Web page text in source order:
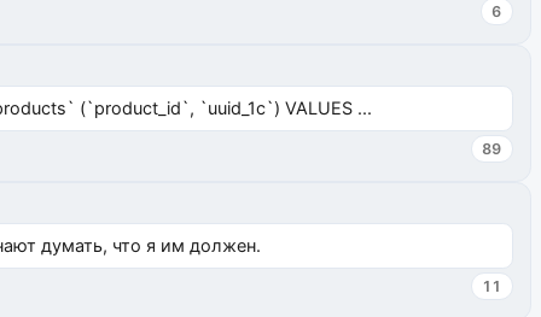
6
(`product_id`, `uuid_1c`) VALUES ...
89
думать, что я им должен.
11